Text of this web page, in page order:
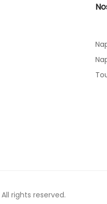
All rights reserved.